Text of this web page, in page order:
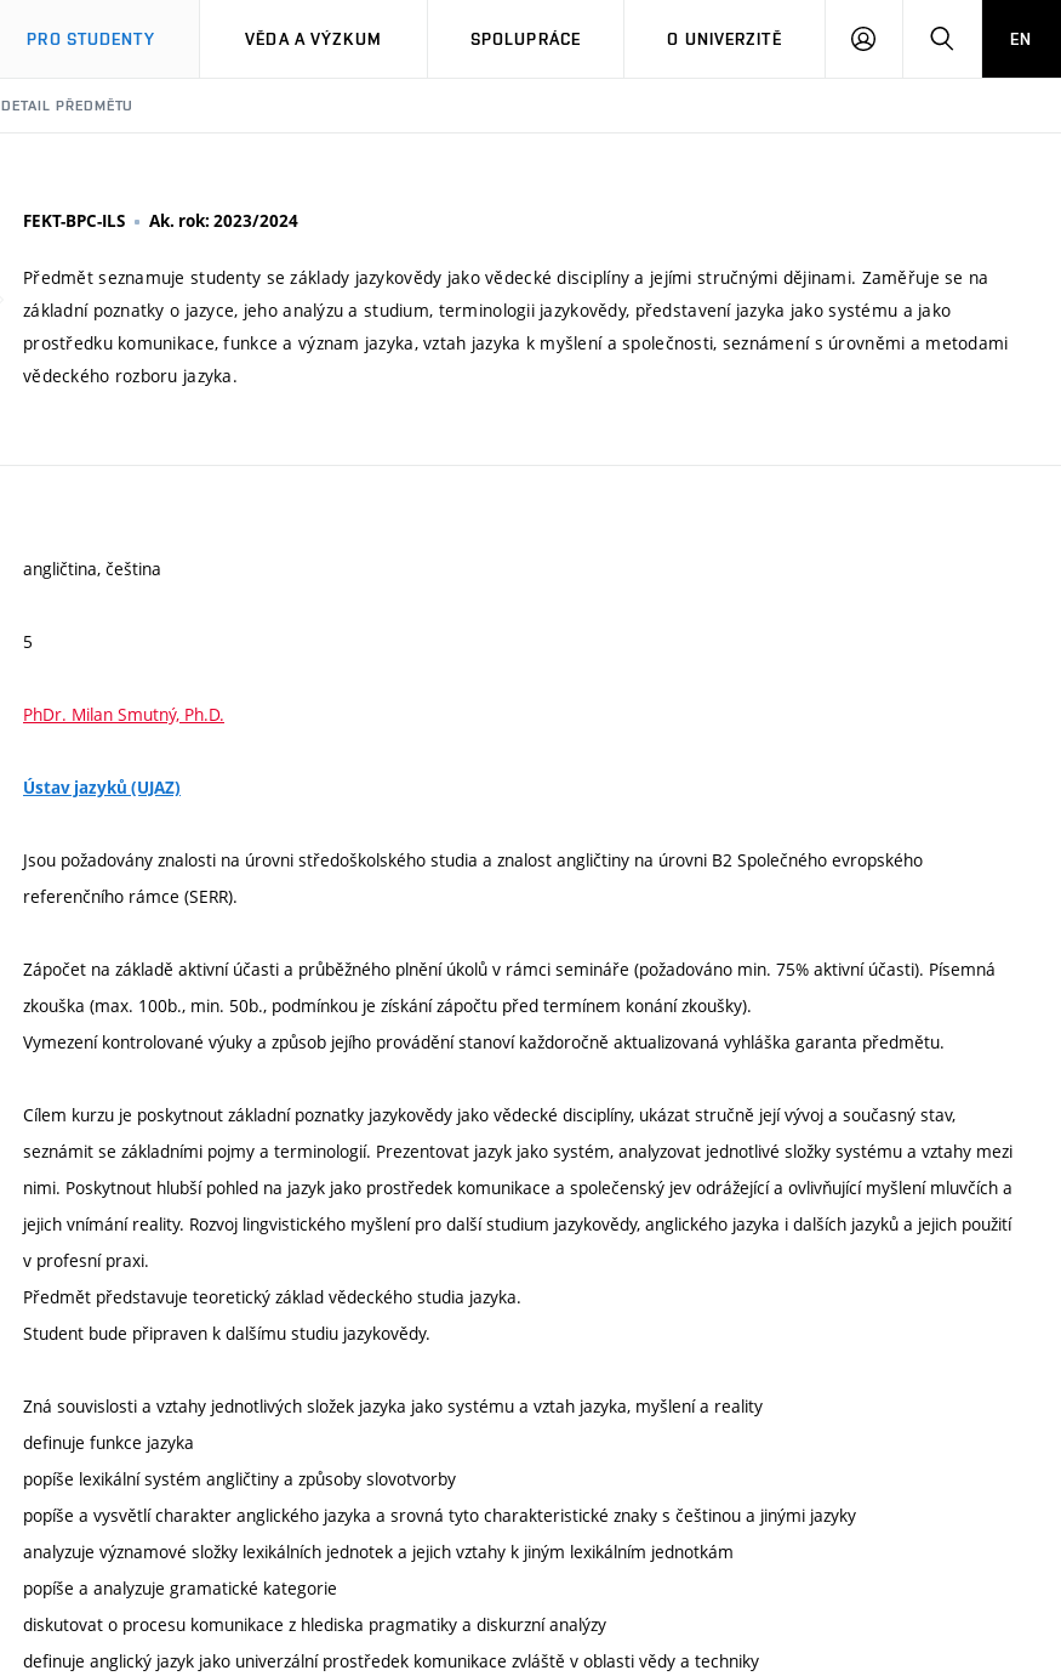
PRO STUDENTY VĚDA A VÝZKUM SPOLUPRÁCE O UNIVERZITĚ
PŘIHLÁSIT HLEDATEN
DETAIL PŘEDMĚTU
FEKT-BPC-ILS Ak. rok: 2023/2024
Předmět seznamuje studenty se základy jazykovědy jako vědecké disciplíny a jejími stručnými dějinami. Zaměřuje se na
základní poznatky o jazyce, jeho analýzu a studium, terminologii jazykovědy, představení jazyka jako systému a jako
prostředku komunikace, funkce a význam jazyka, vztah jazyka k myšlení a společnosti, seznámení s úrovněmi a metodami
vědeckého rozboru jazyka.
angličtina, čeština
5
PhDr. Milan Smutný, Ph.D.
Ústav jazyků (UJAZ)
Jsou požadovány znalosti na úrovni středoškolského studia a znalost angličtiny na úrovni B2 Společného evropského
referenčního rámce (SERR).
Zápočet na základě aktivní účasti a průběžného plnění úkolů v rámci semináře (požadováno min. 75% aktivní účasti). Písemná
zkouška (max. 100b., min. 50b., podmínkou je získání zápočtu před termínem konání zkoušky).
Vymezení kontrolované výuky a způsob jejího provádění stanoví každoročně aktualizovaná vyhláška garanta předmětu.
Cílem kurzu je poskytnout základní poznatky jazykovědy jako vědecké disciplíny, ukázat stručně její vývoj a současný stav,
seznámit se základními pojmy a terminologií. Prezentovat jazyk jako systém, analyzovat jednotlivé složky systému a vztahy mezi
nimi. Poskytnout hlubší pohled na jazyk jako prostředek komunikace a společenský jev odrážející a ovlivňující myšlení mluvčích a
jejich vnímání reality. Rozvoj lingvistického myšlení pro další studium jazykovědy, anglického jazyka i dalších jazyků a jejich použití
v profesní praxi.
Předmět představuje teoretický základ vědeckého studia jazyka.
Student bude připraven k dalšímu studiu jazykovědy.
Zná souvislosti a vztahy jednotlivých složek jazyka jako systému a vztah jazyka, myšlení a reality
definuje funkce jazyka
popíše lexikální systém angličtiny a způsoby slovotvorby
popíše a vysvětlí charakter anglického jazyka a srovná tyto charakteristické znaky s češtinou a jinými jazyky
analyzuje významové složky lexikálních jednotek a jejich vztahy k jiným lexikálním jednotkám
popíše a analyzuje gramatické kategorie
diskutovat o procesu komunikace z hlediska pragmatiky a diskurzní analýzy
definuje anglický jazyk jako univerzální prostředek komunikace zvláště v oblasti vědy a techniky